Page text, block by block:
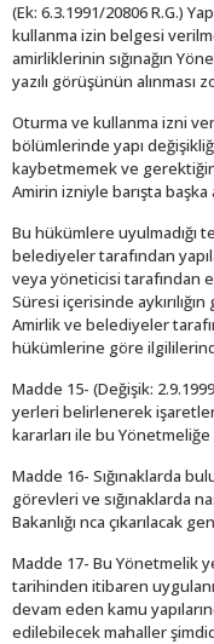
(Ek: 6.3.1991/20806 R.G.)
kullanma izin belgesi
amirliklerinin sığınağın
yazılı görüşünün alınması
Oturma ve kullanma izni
bölümlerinde yapı
kaybetmemek ve
Amirin izniyle barışta başka
Bu hükümlere uyulmadığı
belediyeler tarafından
veya yöneticisi tarafından
Süresi içerisinde
Amirlik ve belediyeler
hükümlerine göre
Madde 15- (Değişik:
yerleri belirlenerek
kararları ile bu
Madde 16- Sığınaklarda
görevleri ve sığınaklarda
Bakanlığı nca çıkarılacak
Madde 17- Bu Yönetmelik
tarihinden itibaren
devam eden kamu
edilebilecek mahaller